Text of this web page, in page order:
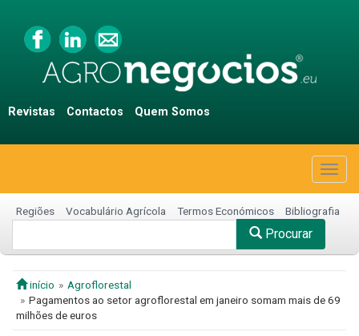
Revistas Contactos Quem Somos
Regiões Vocabulário Agrícola Termos Económicos Bibliografia
Procurar
início
Agroflorestal
Pagamentos ao setor agroflorestal em janeiro somam mais de 69
milhões de euros